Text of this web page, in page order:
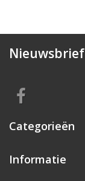
Nieuwsbrief
Categorieën
Informatie